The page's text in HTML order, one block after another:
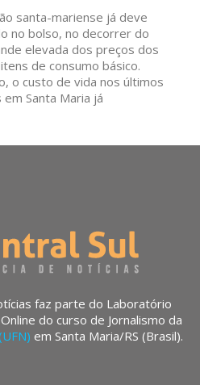
santa-mariense já deve
no bolso, no decorrer do
elevada dos preços dos
de consumo básico.
o custo de vida nos últimos
Santa Maria já
faz parte do Laboratório
do curso de Jornalismo da
em Santa Maria/RS (Brasil).